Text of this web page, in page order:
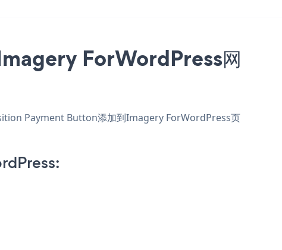
ForWordPress网
Payment Button添加到Imagery ForWordPress页